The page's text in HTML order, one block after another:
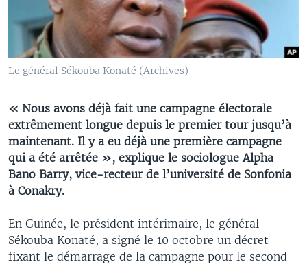
Le général Sékouba Konaté (Archives)
« Nous avons déjà fait une campagne électorale
extrêmement longue depuis le premier tour jusqu’à
maintenant. Il y a eu déjà une première campagne
qui a été arrêtée », explique le sociologue Alpha
Bano Barry, vice-recteur de l’université de Sonfonia
à Conakry.
En Guinée, le président intérimaire, le général
Sékouba Konaté, a signé le 10 octobre un décret
fixant le démarrage de la campagne pour le second